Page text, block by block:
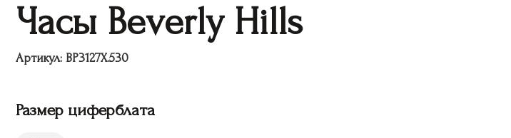
Часы Beverly Hills
Артикул: BP3127Х.530
Размер циферблата